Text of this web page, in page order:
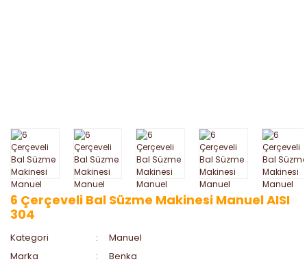
6 Çerçeveli Bal Süzme Makinesi Manuel AISI
304
Kategori
Manuel
Marka
Benka